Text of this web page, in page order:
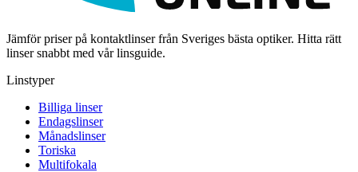
Jämför priser på kontaktlinser från Sveriges bästa optiker. Hitta rätt
linser snabbt med vår linsguide.
Linstyper
Billiga linser
Endagslinser
Månadslinser
Toriska
Multifokala